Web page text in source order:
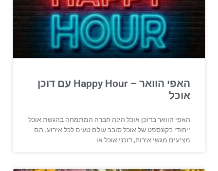
האפי הוואר – Happy Hour עם דוכן
אוכל
האפי הוואר בדוכן אוכל הינה חברה המתמחה בהגשת אוכל
ייחודי בקונספט של אוכל סובב עולם טעים לכל אירוע. הם
מציעים מגשי אירוח, דוכני אוכל או